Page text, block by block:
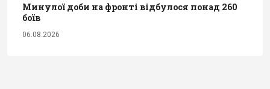
Минулої доби на фронті відбулося понад 260
боїв
06.08.2026